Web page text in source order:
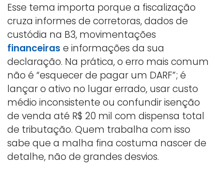
Esse tema importa porque a fiscalização
cruza informes de corretoras, dados de
custódia na B3, movimentações
financeiras e informações da sua
declaração. Na prática, o erro mais comum
não é “esquecer de pagar um DARF”; é
lançar o ativo no lugar errado, usar custo
médio inconsistente ou confundir isenção
de venda até R$ 20 mil com dispensa total
de tributação. Quem trabalha com isso
sabe que a malha fina costuma nascer de
detalhe, não de grandes desvios.